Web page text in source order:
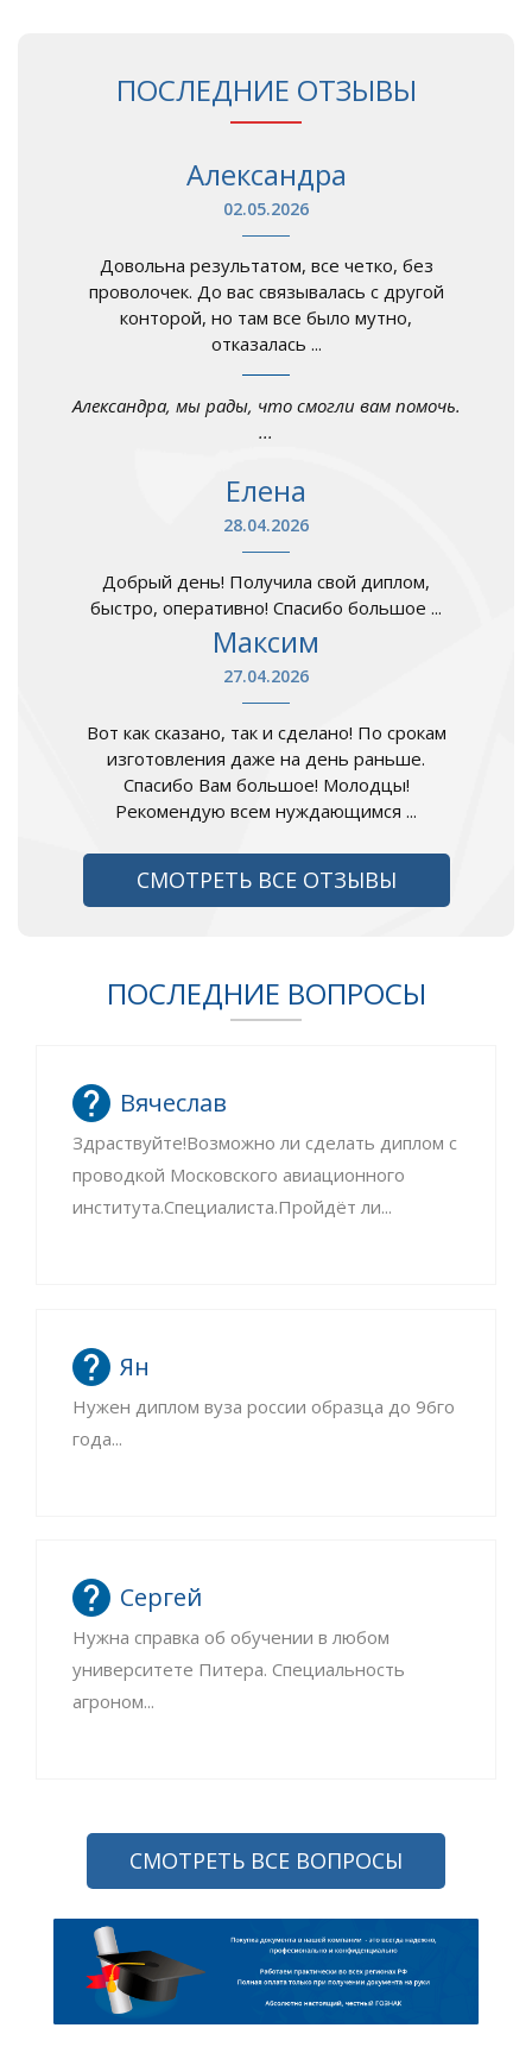
ПОСЛЕДНИЕ ОТЗЫВЫ
Александра
02.05.2026
Довольна результатом, все четко, без
проволочек. До вас связывалась с другой
конторой, но там все было мутно,
отказалась ...
Александра, мы рады, что смогли вам помочь.
...
Елена
28.04.2026
Добрый день! Получила свой диплом,
быстро, оперативно! Спасибо большое ...
Максим
27.04.2026
Вот как сказано, так и сделано! По срокам
изготовления даже на день раньше.
Спасибо Вам большое! Молодцы!
Рекомендую всем нуждающимся ...
СМОТРЕТЬ ВСЕ ОТЗЫВЫ
ПОСЛЕДНИЕ ВОПРОСЫ
Вячеслав
Здраствуйте!Возможно ли сделать диплом с
проводкой Московского авиационного
института.Специалиста.Пройдёт ли...
Ян
Нужен диплом вуза россии образца до 96го
года...
Сергей
Нужна справка об обучении в любом
университете Питера. Специальность
агроном...
СМОТРЕТЬ ВСЕ ВОПРОСЫ